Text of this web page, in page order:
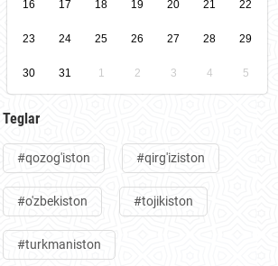
16 17 18 19 20 21 22
23 24 25 26 27 28 29
30 31 1 2 3 4 5
Teglar
#qozog'iston #qirg'iziston
#o'zbekiston #tojikiston
#turkmaniston